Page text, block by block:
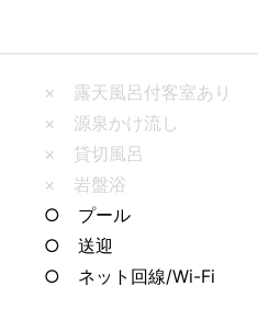
× 露天風呂付客室あり
× 源泉かけ流し
× 貸切風呂
× 岩盤浴
○ プール
○ 送迎
○ ネット回線/Wi-Fi